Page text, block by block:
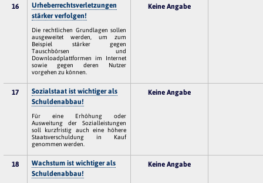
16
Urheberrechtsverletzungen
stärker verfolgen!
Die rechtlichen Grundlagen sollen
ausgeweitet werden, um zum
Beispiel stärker gegen
Tauschbörsen und
Downloadplattformen im Internet
sowie gegen deren Nutzer
vorgehen zu können.
Keine Angabe
17
Sozialstaat ist wichtiger als
Schuldenabbau!
Für eine Erhöhung oder
Ausweitung der Sozialleistungen
soll kurzfristig auch eine höhere
Staatsverschuldung in Kauf
genommen werden.
Keine Angabe
18
Wachstum ist wichtiger als
Schuldenabbau!
Keine Angabe